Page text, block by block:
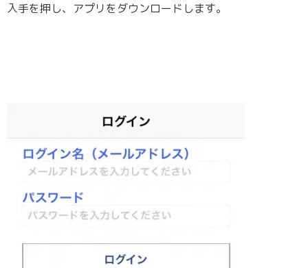
入手を押し、アプリをダウンロードします。